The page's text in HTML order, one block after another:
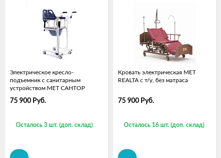
Электрическое кресло-
подъемник с санитарным
устройством МЕТ САНТОР
75 900 Руб.
Осталось 3 шт. (доп. склад)
Кровать электрическая МЕТ
REALTA с т/у, без матраса
75 900 Руб.
Осталось 16 шт. (доп. склад)